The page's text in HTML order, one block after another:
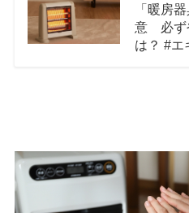
「暖房
意 必ず
は？ #エ